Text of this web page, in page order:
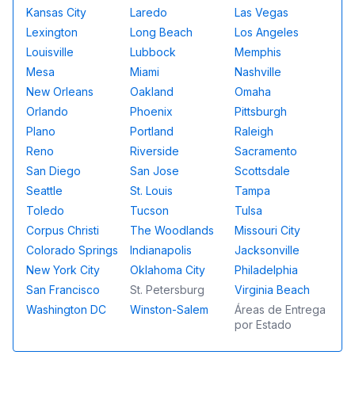
Kansas City
Laredo
Las Vegas
Lexington
Long Beach
Los Angeles
Louisville
Lubbock
Memphis
Mesa
Miami
Nashville
New Orleans
Oakland
Omaha
Orlando
Phoenix
Pittsburgh
Plano
Portland
Raleigh
Reno
Riverside
Sacramento
San Diego
San Jose
Scottsdale
Seattle
St. Louis
Tampa
Toledo
Tucson
Tulsa
Corpus Christi
The Woodlands
Missouri City
Colorado Springs
Indianapolis
Jacksonville
New York City
Oklahoma City
Philadelphia
San Francisco
St. Petersburg
Virginia Beach
Washington DC
Winston-Salem
Áreas de Entrega
por Estado